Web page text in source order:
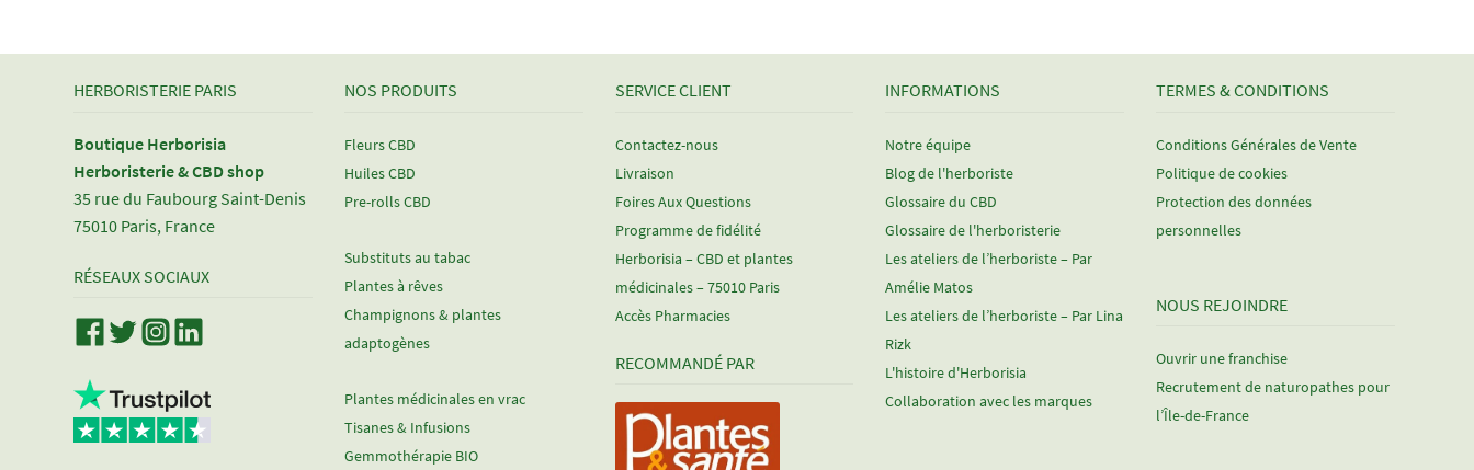
HERBORISTERIE PARIS
Boutique Herborisia
Herboristerie & CBD shop
35 rue du Faubourg Saint-Denis
75010 Paris, France
RÉSEAUX SOCIAUX
NOS PRODUITS
Fleurs CBD
Huiles CBD
Pre-rolls CBD
Substituts au tabac
Plantes à rêves
Champignons & plantes
adaptogènes
Plantes médicinales en vrac
Tisanes & Infusions
Gemmothérapie BIO
SERVICE CLIENT
Contactez-nous
Livraison
Foires Aux Questions
Programme de fidélité
Herborisia – CBD et plantes
médicinales – 75010 Paris
Accès Pharmacies
RECOMMANDÉ PAR
INFORMATIONS
Notre équipe
Blog de l'herboriste
Glossaire du CBD
Glossaire de l'herboristerie
Les ateliers de l’herboriste – Par
Amélie Matos
Les ateliers de l’herboriste – Par Lina
Rizk
L'histoire d'Herborisia
Collaboration avec les marques
TERMES & CONDITIONS
Conditions Générales de Vente
Politique de cookies
Protection des données
personnelles
NOUS REJOINDRE
Ouvrir une franchise
Recrutement de naturopathes pour
l’Île-de-France